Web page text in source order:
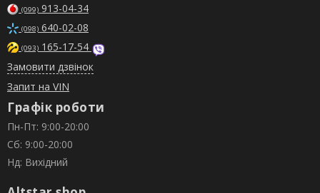
(099) 913-04-34
(098) 640-02-08
(093) 165-17-54
Замовити дзвінок
Запит на VIN
Графік роботи
Пн-Пт: 9:00-20:00
Сб: 9:00-20:00
Нд: Вихідний